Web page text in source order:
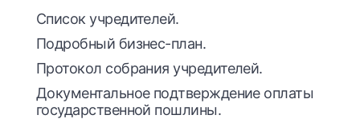
Список учредителей.
Подробный бизнес-план.
Протокол собрания учредителей.
Документальное подтверждение оплаты
государственной пошлины.